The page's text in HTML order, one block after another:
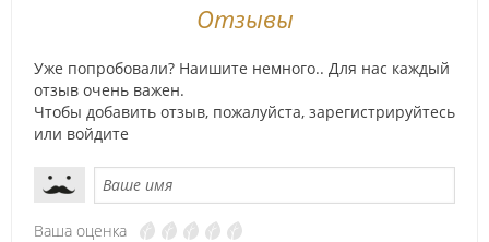
Отзывы
Уже попробовали? Наишите немного.. Для нас каждый
отзыв очень важен.
Чтобы добавить отзыв, пожалуйста, зарегистрируйтесь
или войдите
Ваша оценка